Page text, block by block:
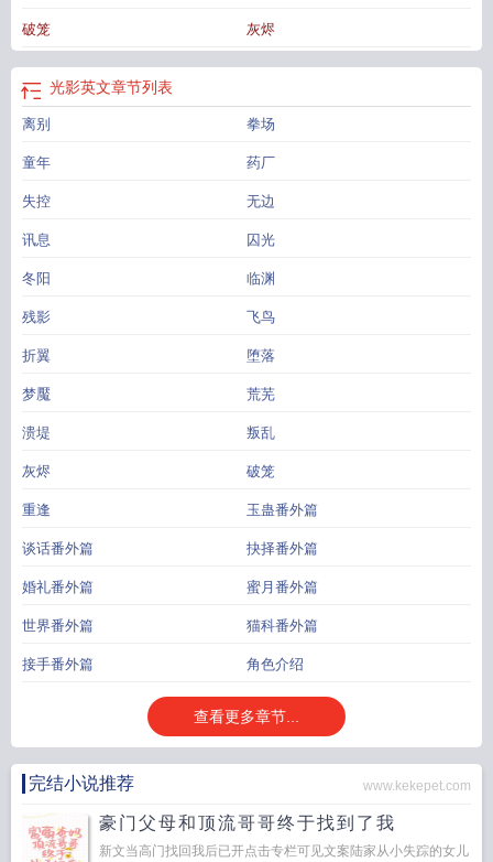
破笼 灰烬
光影英文章节列表
离别 拳场
童年 药厂
失控 无边
讯息 囚光
冬阳 临渊
残影 飞鸟
折翼 堕落
梦魘 荒芜
溃堤 叛乱
灰烬 破笼
重逢 玉蛊番外篇
谈话番外篇 抉择番外篇
婚礼番外篇 蜜月番外篇
世界番外篇 猫科番外篇
接手番外篇 角色介绍
查看更多章节...
完结小说推荐 www.kekepet.com
豪门父母和顶流哥哥终于找到了我
新文当高门找回我后已开点击专栏可见文案陆家从小失踪的女儿